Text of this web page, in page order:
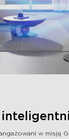
w misję